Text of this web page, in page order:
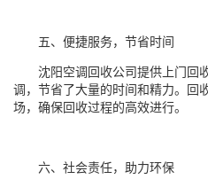
五、便捷服务，节省时间
沈阳空调回收公司提供上门回
调，节省了大量的时间和精力。回
场，确保回收过程的高效进行。
六、社会责任，助力环保